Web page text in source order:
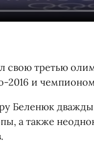
свою третью
2016 и
Беленюк
а также